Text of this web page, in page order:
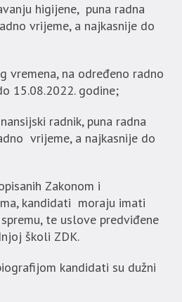
higijene, puna radna
vrijeme, a najkasnije do
vremena, na određeno radno
15.08.2022. godine;
radnik, puna radna
vrijeme, a najkasnije do
Zakonom i
kandidati moraju imati
te uslove predviđene
školi ZDK.
kandidati su dužni